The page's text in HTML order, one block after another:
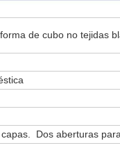
de cubo no tejidas
Dos aberturas